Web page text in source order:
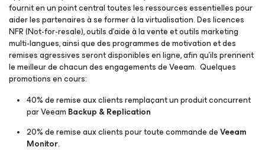
fournit en un point central toutes les ressources essentielles pour
aider les partenaires à se former à la virtualisation. Des licences
NFR (Not-for-resale), outils d’aide à la vente et outils marketing
multi-langues, ainsi que des programmes de motivation et des
remises agressives seront disponibles en ligne, afin qu’ils prennent
le meilleur de chacun des engagements de Veeam. Quelques
promotions en cours:
40% de remise aux clients remplaçant un produit concurrent
par Veeam Backup & Replication
20% de remise aux clients pour toute commande deVeeam
Monitor.